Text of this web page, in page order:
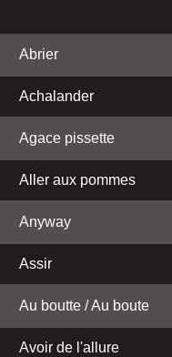
Abrier
Achalander
Agace pissette
Aller aux pommes
Anyway
Assir
Au boutte / Au boute
Avoir de l'allure